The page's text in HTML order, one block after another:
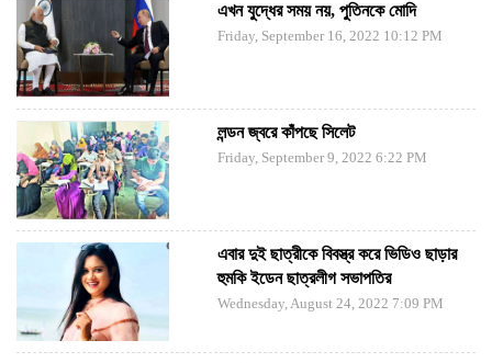
এখন যুদ্ধের সময় নয়, পুতিনকে মোদি
Friday, September 16, 2022 10:12 PM
লন্ডন জ্বরে কাঁপছে সিলেট
Friday, September 9, 2022 6:22 PM
এবার দুই ছাত্রীকে বিবস্ত্র করে ভিডিও ছাড়ার
হুমকি ইডেন ছাত্রলীগ সভাপতির
Wednesday, August 24, 2022 7:09 PM